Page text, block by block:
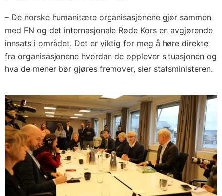
– De norske humanitære organisasjonene gjør sammen
med FN og det internasjonale Røde Kors en avgjørende
innsats i området. Det er viktig for meg å høre direkte
fra organisasjonene hvordan de opplever situasjonen og
hva de mener bør gjøres fremover, sier statsministeren.